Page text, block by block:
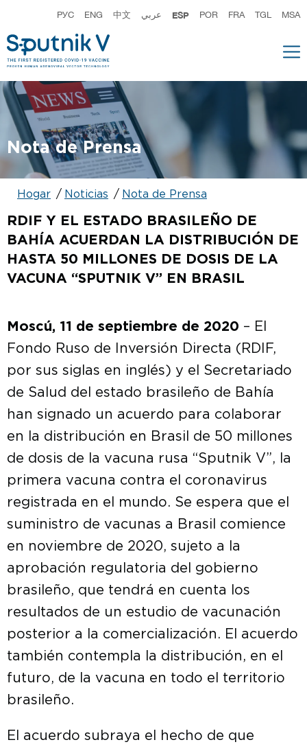
РУС ENG 中文 عربي ESP POR FRA TGL MSA
Nota de Prensa
Hogar Noticias Nota de Prensa
RDIF Y EL ESTADO BRASILEÑO DE
BAHÍA ACUERDAN LA DISTRIBUCIÓN DE
HASTA 50 MILLONES DE DOSIS DE LA
VACUNA “SPUTNIK V” EN BRASIL
Moscú, 11 de septiembre de 2020 – El
Fondo Ruso de Inversión Directa (RDIF,
por sus siglas en inglés) y el Secretariado
de Salud del estado brasileño de Bahía
han signado un acuerdo para colaborar
en la distribución en Brasil de 50 millones
de dosis de la vacuna rusa “Sputnik V”, la
primera vacuna contra el coronavirus
registrada en el mundo. Se espera que el
suministro de vacunas a Brasil comience
en noviembre de 2020, sujeto a la
aprobación regulatoria del gobierno
brasileño, que tendrá en cuenta los
resultados de un estudio de vacunación
posterior a la comercialización. El acuerdo
también contempla la distribución, en el
futuro, de la vacuna en todo el territorio
brasileño.
El acuerdo subraya el hecho de que